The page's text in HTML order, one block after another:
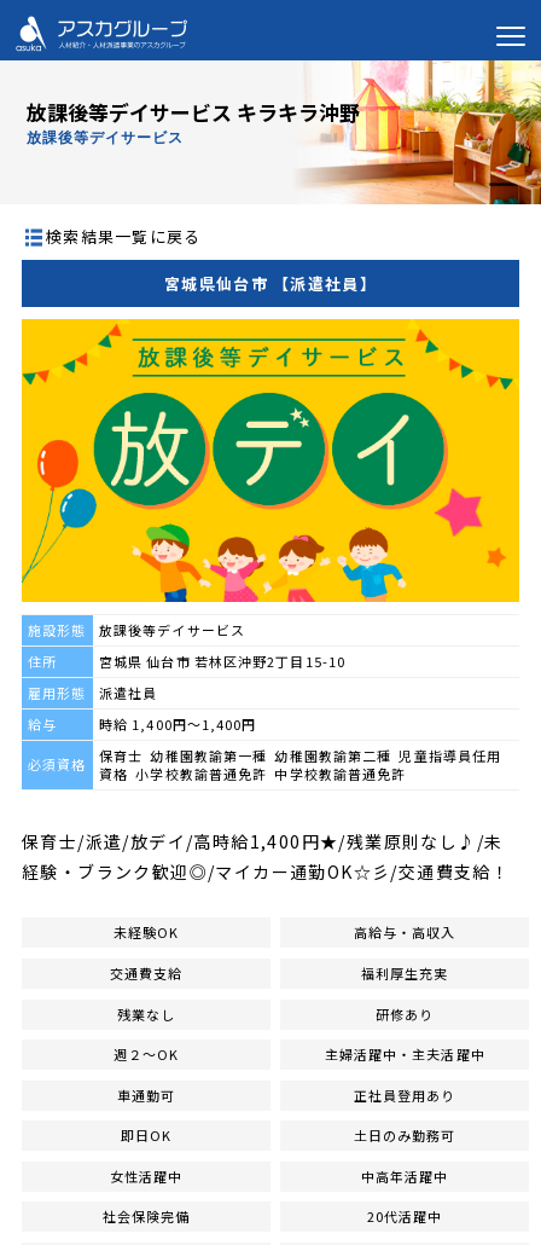
放課後等デイサービス キラキラ沖野
放課後等デイサービス
検索結果一覧に戻る
宮城県仙台市 【派遣社員】
施設形態
放課後等デイサービス
住所
宮城県 仙台市 若林区沖野2丁目15-10
雇用形態
派遣社員
給与
時給 1,400円～1,400円
必須資格
保育士 幼稚園教諭第一種 幼稚園教諭第二種 児童指導員任用
資格 小学校教諭普通免許 中学校教諭普通免許
保育士/派遣/放デイ/高時給1,400円★/残業原則なし♪/未
経験・ブランク歓迎◎/マイカー通勤OK☆彡/交通費支給！
未経験OK 高給与・高収入
交通費支給 福利厚生充実
残業なし 研修あり
週２～OK 主婦活躍中・主夫活躍中
車通勤可 正社員登用あり
即日OK 土日のみ勤務可
女性活躍中 中高年活躍中
社会保険完備 20代活躍中